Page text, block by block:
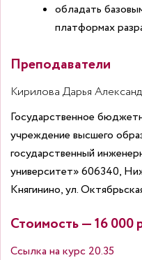
обладать
платформах
Преподаватели
Кирилова Дарья
Государственное
учреждение высшего
государственный
университет» 606340,
Княгинино, ул.
Стоимость — 16 000
Ссылка на курс 20.35